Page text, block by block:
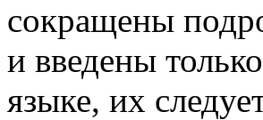
сокращены
и введены
языке, их